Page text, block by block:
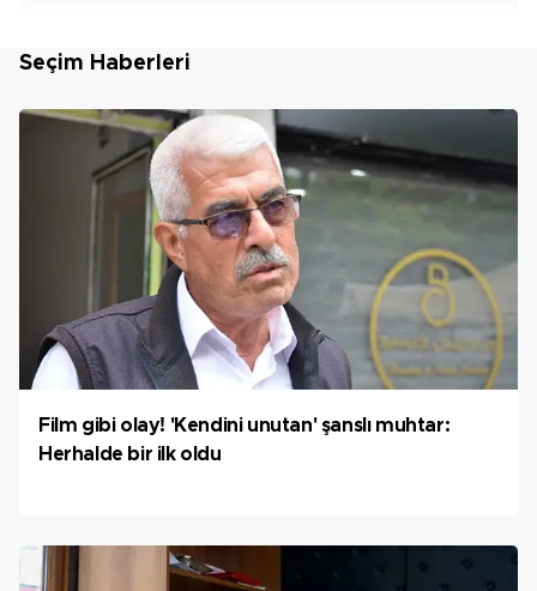
Seçim Haberleri
Film gibi olay! 'Kendini unutan' şanslı muhtar:
Herhalde bir ilk oldu